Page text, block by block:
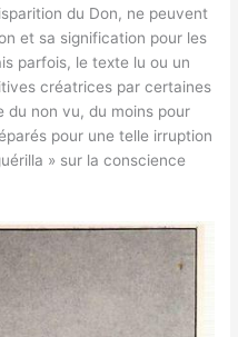
du Don, ne peuvent
et sa signification pour les
parfois, le texte lu ou un
créatrices par certaines
du non vu, du moins pour
pour une telle irruption
» sur la conscience